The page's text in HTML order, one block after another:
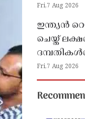
Fri,7 Aug 2026
ഇന്ത്യൻ
ചെയ്ത്
Fri,7 Aug 2026